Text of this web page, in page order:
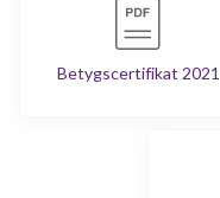
Betygscertifikat 2021